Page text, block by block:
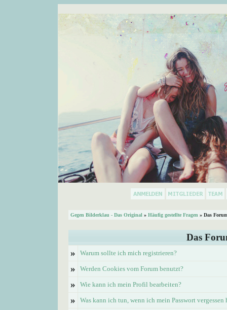
Gegen Bilderklau - Das Original » Häufig gestellte Fragen » Das
Das
»
Warum sollte ich mich registrieren?
» Werden Cookies vom Forum benutzt?
» Wie kann ich mein Profil bearbeiten?
» Was kann ich tun, wenn ich mein Passwort vergessen